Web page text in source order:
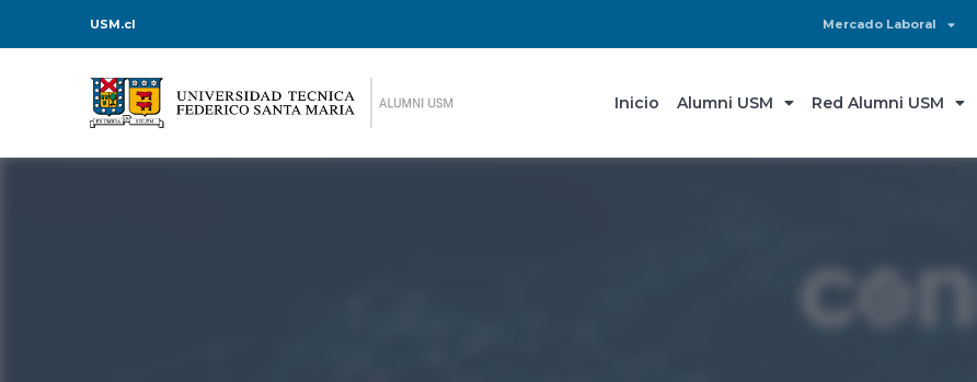
USM.cl Mercado Laboral
Inicio Alumni USM Red Alumni USM